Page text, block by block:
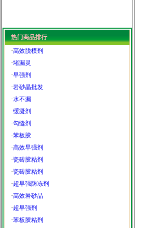
热门商品排行
·高效脱模剂
·堵漏灵
·早强剂
·岩砂晶批发
·水不漏
·缓凝剂
·勾缝剂
·苯板胶
·高效早强剂
·瓷砖胶粘剂
·瓷砖胶粘剂
·超早强防冻剂
·高效岩砂晶
·超早强剂
·苯板胶粘剂